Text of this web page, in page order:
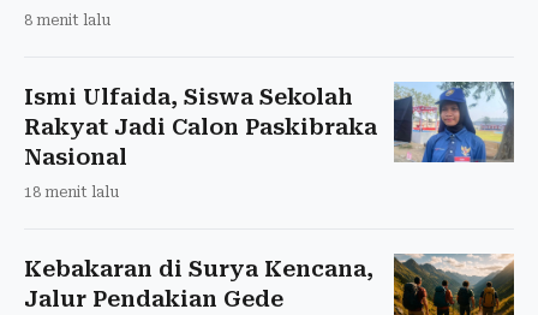
8 menit lalu
Ismi Ulfaida, Siswa Sekolah
Rakyat Jadi Calon Paskibraka
Nasional
18 menit lalu
Kebakaran di Surya Kencana,
Jalur Pendakian Gede